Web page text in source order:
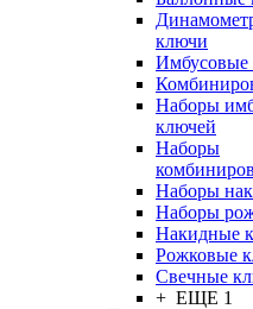
ключи
Имбусовые
Наборы
ключей
Наборы
Наборы
Наборы
Накидные
Рожковые
Свечные
+ ЕЩЕ 1